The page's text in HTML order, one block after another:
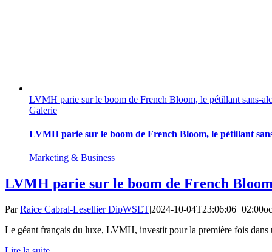
LVMH parie sur le boom de French Bloom, le pétillant sans-
Galerie
LVMH parie sur le boom de French Bloom, le pétillant
Marketing & Business
LVMH parie sur le boom de French
ParRaice Cabral-Lesellier DipWSET|2024-10-04T23:06:06+02:00
Le géant français du luxe, LVMH, investit pour la première fois